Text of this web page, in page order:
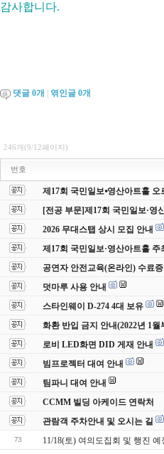
감사합니다.
댓글 0개 엮인글 0개
246개(9/12페이지)
번호
제17회 국민일보⦁영산아트홀
[전공 부문]제17회 국민일보·영
2026 무대스탭 상시 모집 안내
제17회 국민일보·영산아트홀
공연자 안전교육(온라인) 수료
덧마루 사용 안내
스타인웨이 D-274 4대 보유
화환 반입 금지 안내(2022년 1월
로비 LED화면 DID 게재 안내
빔프로젝터 대여 안내
팀파니 대여 안내
CCMM 빌딩 아케이드 연락처
관람객 주차안내 및 오시는 길
73 11/18(토) 여의도집회 및 행진 예